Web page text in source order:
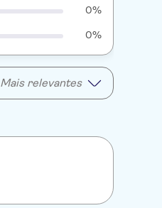
0%
0%
Mais relevantes